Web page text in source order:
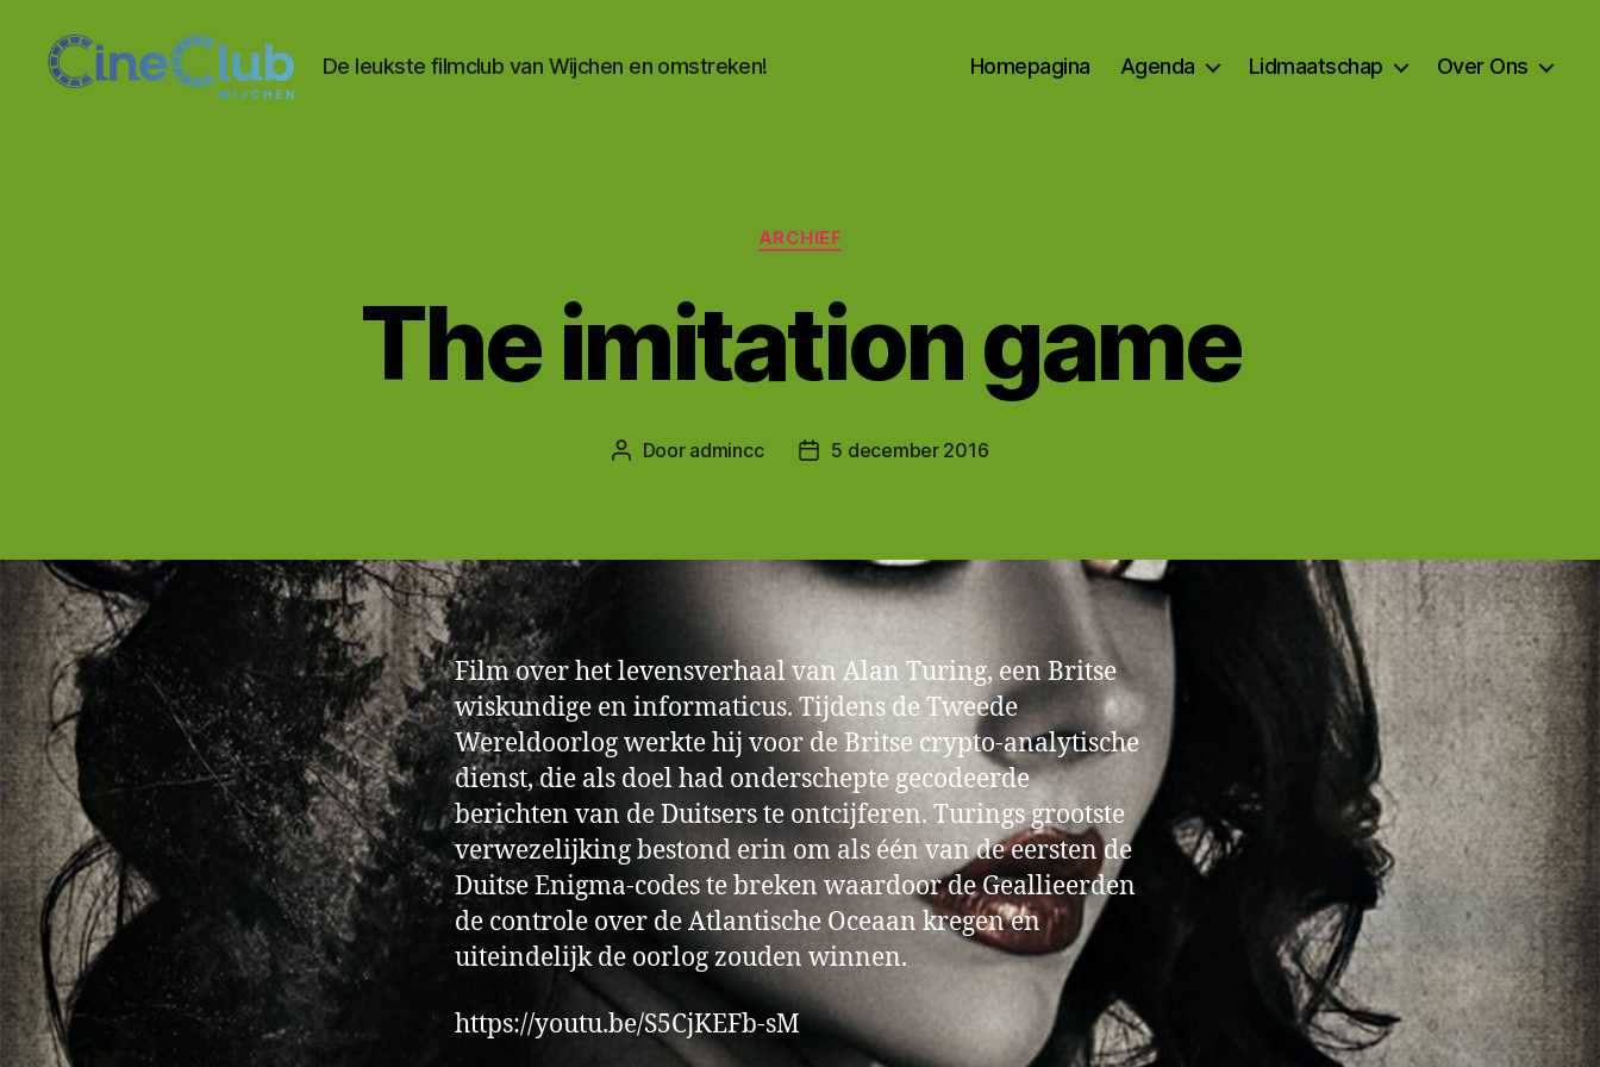
De leukste filmclub van Wijchen en omstreken! Homepagina Agenda Lidmaatschap Over Ons
Categorieën
ARCHIEF
The imitation game
Berichtauteur
Door admincc Berichtdatum
5 december 2016
Film over het levensverhaal van Alan Turing, een Britse
wiskundige en informaticus. Tijdens de Tweede
Wereldoorlog werkte hij voor de Britse crypto-analytische
dienst, die als doel had onderschepte gecodeerde
berichten van de Duitsers te ontcijferen. Turings grootste
verwezelijking bestond erin om als één van de eersten de
Duitse Enigma-codes te breken waardoor de Geallieerden
de controle over de Atlantische Oceaan kregen en
uiteindelijk de oorlog zouden winnen.
https://youtu.be/S5CjKEFb-sM